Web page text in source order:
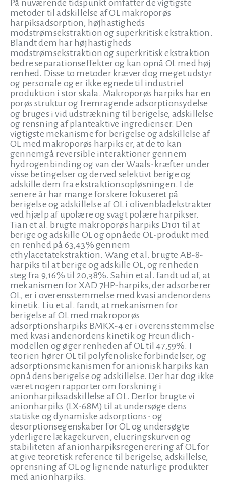
På nuværende tidspunkt omfatter de vigtigste
metoder til adskillelse af OL makroporøs
harpiksadsorption, højhastigheds
modstrømsekstraktion og superkritisk ekstraktion.
Blandt dem har højhastigheds
modstrømsekstraktion og superkritisk ekstraktion
bedre separationseffekter og kan opnå OL med høj
renhed. Disse to metoder kræver dog meget udstyr
og personale og er ikke egnede til industriel
produktion i stor skala. Makroporøs harpiks har en
porøs struktur og fremragende adsorptionsydelse
og bruges i vid udstrækning til berigelse, adskillelse
og rensning af planteaktive ingredienser. Den
vigtigste mekanisme for berigelse og adskillelse af
OL med makroporøs harpiks er, at de to kan
gennemgå reversible interaktioner gennem
hydrogenbinding og van der Waals-kræfter under
visse betingelser og derved selektivt berige og
adskille dem fra ekstraktionsopløsningen. I de
senere år har mange forskere fokuseret på
berigelse og adskillelse af OL i olivenbladekstrakter
ved hjælp af upolære og svagt polære harpikser.
Tian et al. brugte makroporøs harpiks D101 til at
berige og adskille OL og opnåede OL-produkt med
en renhed på 63,43% gennem
ethylacetatekstraktion. Wang et al. brugte AB-8-
harpiks til at berige og adskille OL, og renheden
steg fra 9,16% til 20,38%. Sahin et al. fandt ud af, at
mekanismen for XAD 7HP-harpiks, der adsorberer
OL, er i overensstemmelse med kvasi andenordens
kinetik. Liu et al. fandt, at mekanismen for
berigelse af OL med makroporøs
adsorptionsharpiks BMKX-4 er i overensstemmelse
med kvasi andenordens kinetik og Freundlich-
modellen og øger renheden af OL til 47,59%. I
teorien hører OL til polyfenoliske forbindelser, og
adsorptionsmekanismen for anionisk harpiks kan
opnå dens berigelse og adskillelse. Der har dog ikke
været nogen rapporter om forskning i
anionharpiksadskillelse af OL. Derfor brugte vi
anionharpiks (LX-68M) til at undersøge dens
statiske og dynamiske adsorptions- og
desorptionsegenskaber for OL og undersøgte
yderligere lækagekurven, elueringskurven og
stabiliteten af anionharpiksregenerering af OL for
at give teoretisk reference til berigelse, adskillelse,
oprensning af OL og lignende naturlige produkter
med anionharpiks.